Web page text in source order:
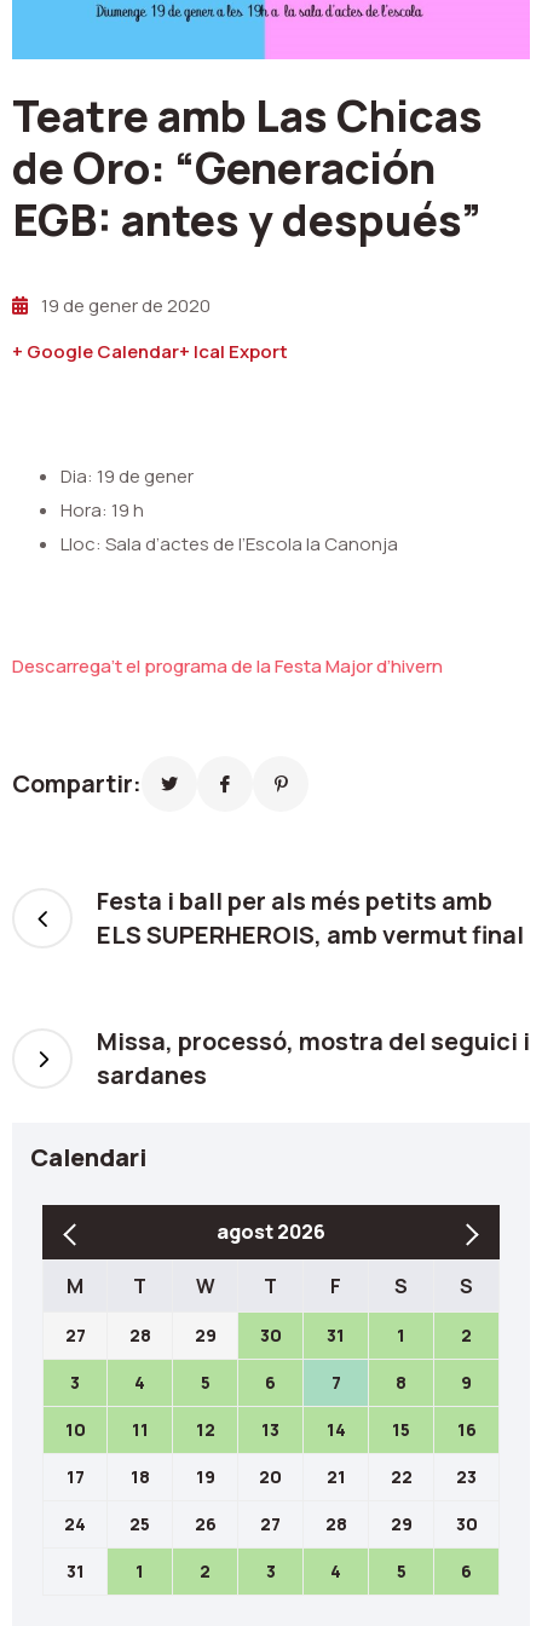
Teatre amb Las Chicas
de Oro: “Generación
EGB: antes y después”
19 de gener de 2020
+ Google Calendar+ Ical Export
Dia: 19 de gener
Hora: 19 h
Lloc: Sala d’actes de l’Escola la Canonja
Descarrega’t el programa de la Festa Major d’hivern
Compartir:
Festa i ball per als més petits amb
ELS SUPERHEROIS, amb vermut final
Missa, processó, mostra del seguici i
sardanes
Calendari
agost 2026
M T W T F S S
27 28 29 30 31 1 2
3 4 5 6 7 8 9
10 11 12 13 14 15 16
17 18 19 20 21 22 23
24 25 26 27 28 29 30
31 1 2 3 4 5 6